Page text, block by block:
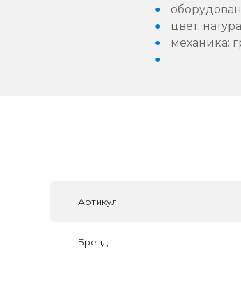
цвет:
механика:
Артикул
Бренд